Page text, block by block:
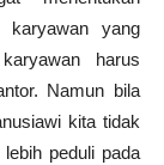
karyawan yang
harus
Namun bila
kita tidak
peduli pada